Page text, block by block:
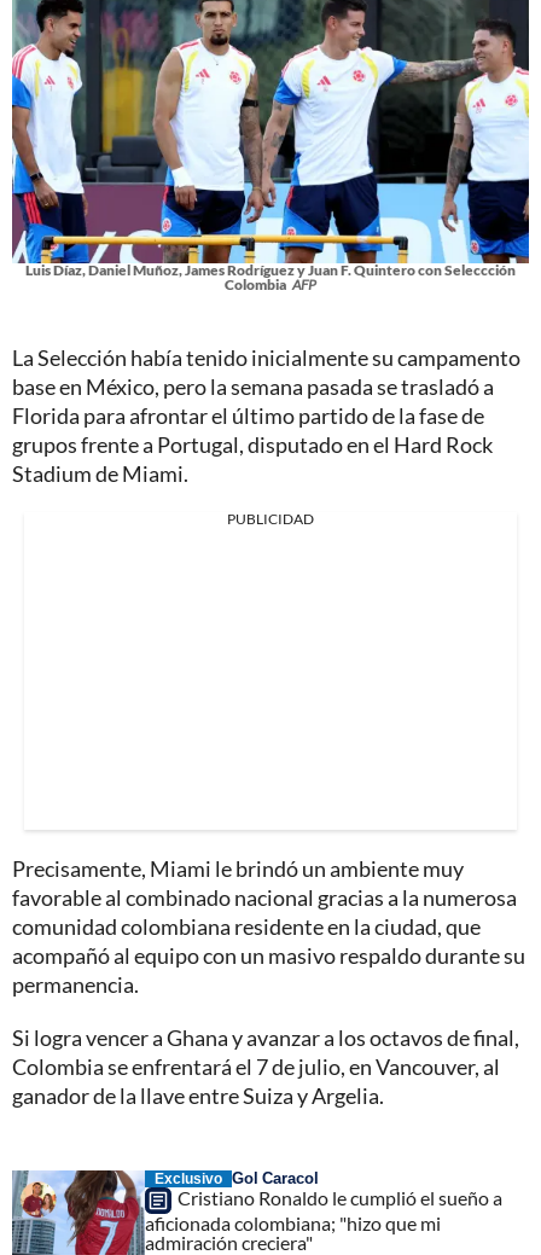
Luis Díaz, Daniel Muñoz, James Rodríguez y Juan F. Quintero con Seleccción
Colombia AFP
La Selección había tenido inicialmente su campamento
base en México, pero la semana pasada se trasladó a
Florida para afrontar el último partido de la fase de
grupos frente a Portugal, disputado en el Hard Rock
Stadium de Miami.
PUBLICIDAD
Precisamente, Miami le brindó un ambiente muy
favorable al combinado nacional gracias a la numerosa
comunidad colombiana residente en la ciudad, que
acompañó al equipo con un masivo respaldo durante su
permanencia.
Si logra vencer a Ghana y avanzar a los octavos de final,
Colombia se enfrentará el 7 de julio, en Vancouver, al
ganador de la llave entre Suiza y Argelia.
Exclusivo Gol Caracol
Cristiano Ronaldo le cumplió el sueño a
aficionada colombiana; "hizo que mi
admiración creciera"